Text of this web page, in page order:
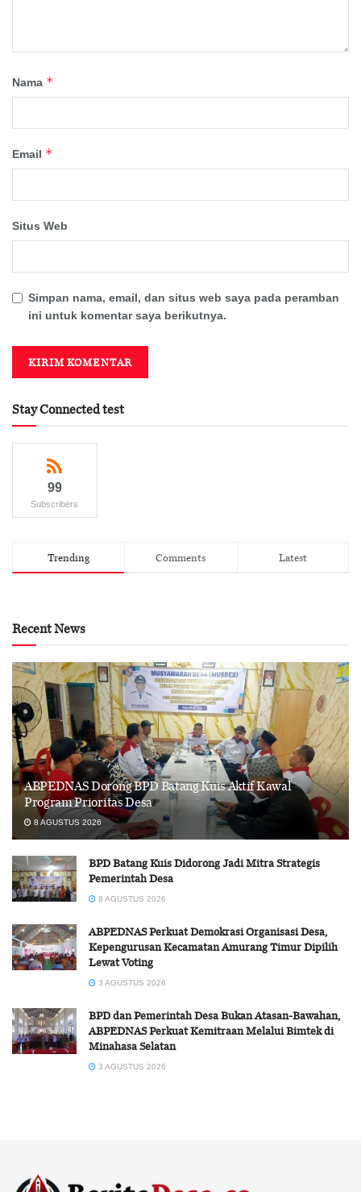
Nama *
Email *
Situs Web
Simpan nama, email, dan situs web saya pada peramban
ini untuk komentar saya berikutnya.
Stay Connected test
99
Subscribers
Trending Comments Latest
Recent News
ABPEDNAS Dorong BPD Batang Kuis Aktif Kawal
Program Prioritas Desa
8 AGUSTUS 2026
BPD Batang Kuis Didorong Jadi Mitra Strategis
Pemerintah Desa
8 AGUSTUS 2026
ABPEDNAS Perkuat Demokrasi Organisasi Desa,
Kepengurusan Kecamatan Amurang Timur Dipilih
Lewat Voting
3 AGUSTUS 2026
BPD dan Pemerintah Desa Bukan Atasan-Bawahan,
ABPEDNAS Perkuat Kemitraan Melalui Bimtek di
Minahasa Selatan
3 AGUSTUS 2026